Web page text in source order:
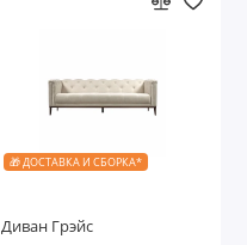
🎁 ДОСТАВКА И СБОРКА*
Диван Грэйс